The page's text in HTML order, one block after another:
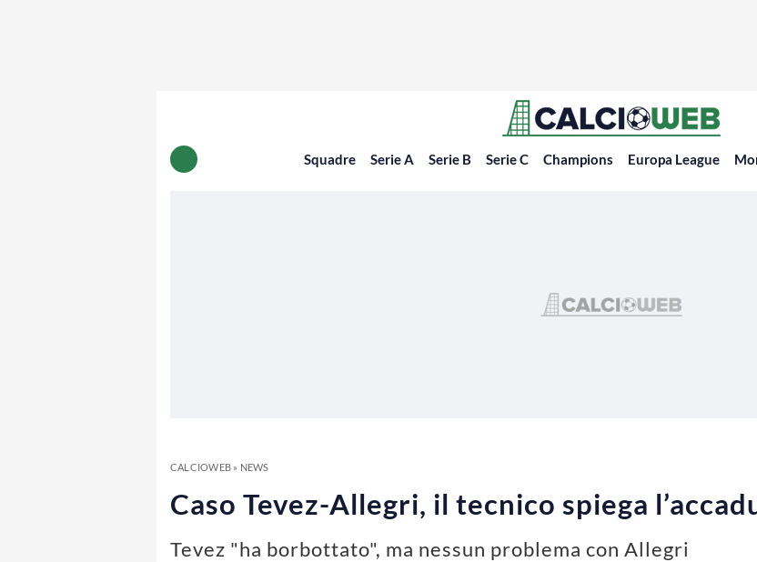
Squadre Serie A Serie B Serie C Champions Europa League
CALCIOWEB» NEWS
Caso Tevez-Allegri, il tecnico spiega
Tevez "ha borbottato", ma nessun problema con Allegri